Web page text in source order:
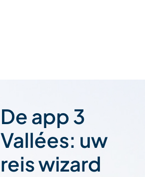
De app 3
Vallées: uw
reis wizard